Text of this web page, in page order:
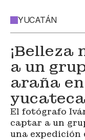
YUCATÁN
¡Belleza
a un
araña
yucateca
El fotógrafo
captar a un
una expedición